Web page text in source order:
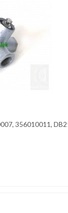
356010011,